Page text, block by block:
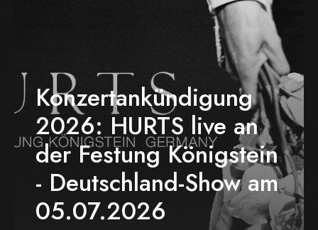
Konzertankündigung
2026: HURTS live an
der Festung Königstein
- Deutschland-Show am
05.07.2026